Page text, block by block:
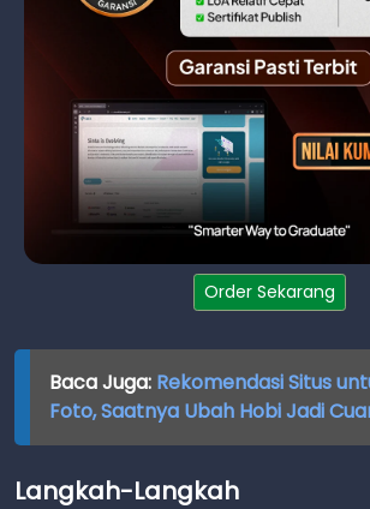
Order Sekarang
Baca Juga: Rekomendasi Situs
Foto, Saatnya Ubah Hobi Jadi
Langkah-Langkah